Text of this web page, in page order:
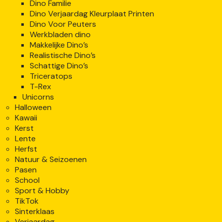
Dino Familie
Dino Verjaardag Kleurplaat Printen
Dino Voor Peuters
Werkbladen dino
Makkelijke Dino’s
Realistische Dino’s
Schattige Dino’s
Triceratops
T-Rex
Unicorns
Halloween
Kawaii
Kerst
Lente
Herfst
Natuur & Seizoenen
Pasen
School
Sport & Hobby
TikTok
Sinterklaas